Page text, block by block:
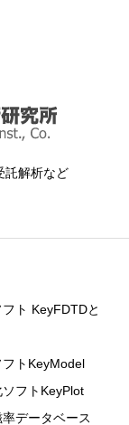
託解析など
ト KeyFDTDと
トKeyModel
フトKeyPlot
データベース